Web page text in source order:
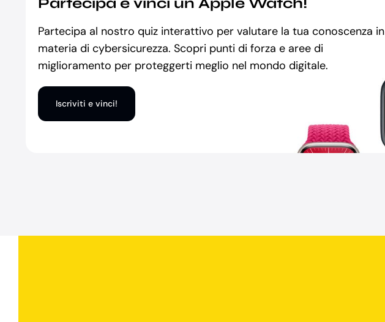
Partecipa al nostro quiz interattivo per valutare la tua conoscenza in
materia di cybersicurezza. Scopri punti di forza e aree di
miglioramento per proteggerti meglio nel mondo digitale.
Iscriviti e vinci!